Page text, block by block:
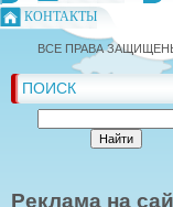
КОНТАКТЫ
ПОИСК
Реклама на
ВСЕ ПРАВА